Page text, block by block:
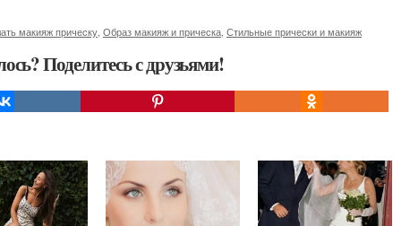
макияж прическу Образ макияж и прическа Стильные прически и макияж
Поделитесь с друзьями!